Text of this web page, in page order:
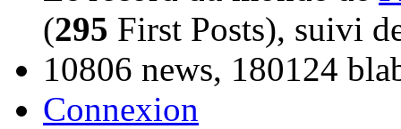
(295 First Posts), suivi
10806 news, 180124
Connexion